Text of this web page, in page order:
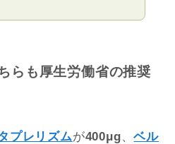
らも厚生労働省の推奨
プレリズムが400μg、ベル